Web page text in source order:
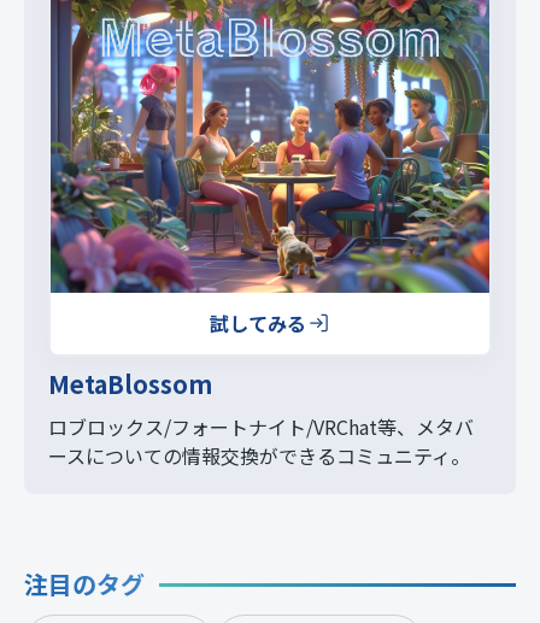
試してみる
MetaBlossom
ロブロックス/フォートナイト/VRChat等、 メタバ
ースについての情報交換ができるコミュニティ。
注目のタグ